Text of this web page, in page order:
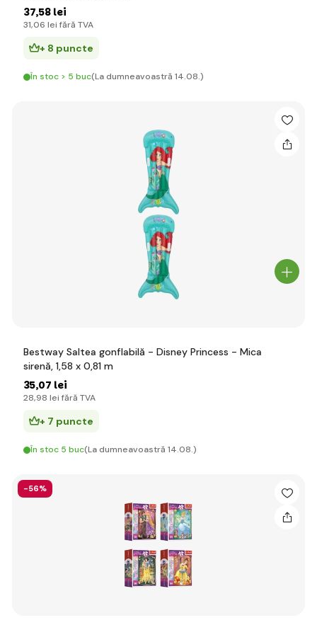
37,58 lei
31,06 lei fără TVA
+ 8 puncte
În stoc > 5 buc(La dumneavoastră 14.08.)
Bestway Saltea gonflabilă - Disney Princess - Mica
sirenă, 1,58 x 0,81 m
35,07 lei
28,98 lei fără TVA
+ 7 puncte
În stoc 5 buc(La dumneavoastră 14.08.)
-56%